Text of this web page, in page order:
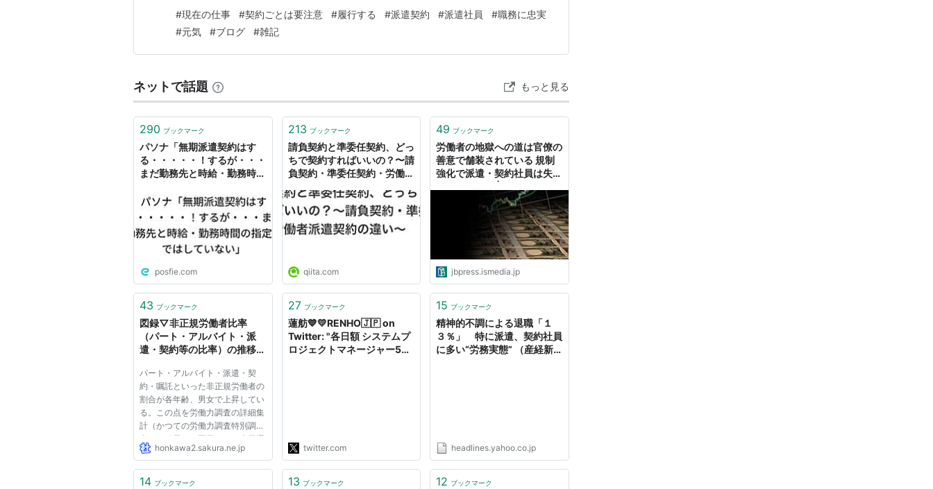
っちゃけリハビリの一環的なものでしかありませんしねぇ＞今の仕事 ・・・なんて、
私は考えています。
#現在の仕事 #契約ごとは要注意 #履行する #派遣契約 #派遣社員 #職務に忠実
#元気 #ブログ #雑記
ネットで話題 もっと見る
290 ブックマーク
パソナ「無期派遣契約はす
る・・・・・！するが・・・
まだ勤務先と時給・勤務時間
posfie.com
213 ブックマーク
請負契約と準委任契約、どっ
ちで契約すればいいの？〜請
負契約・準委任契約・労働者
qiita.com
49 ブックマーク
労働者の地獄への道は官僚の
善意で舗装されている 規制
強化で派遣・契約社員は失業
ェイビープレス)
jbpress.ismedia.jp
43 ブックマーク
図録▽非正規労働者比率
（パート・アルバイト・派
遣・契約等の比率）の推移
ータ図録 Honkawa Data
Tribune
パート・アルバイト・派遣・契
約・嘱託といった非正規労働者の
割合が各年齢、男女で上昇してい
る。この点を労働力調査の詳細集
計（かつての労働力調査特別調
査）の結果から図示した。表示選
択では単年次の5歳階級別の値を
の推移、及び男女別の非正規労働
honkawa2.sakura.ne.jp
27 ブックマーク
蓮舫💙💛RENHO🇯🇵 on
Twitter: "各日額 システムプ
ロジェクトマネージャー5人
572人…
https://t.co/u6XtdznFtB"
twitter.com
15 ブックマーク
精神的不調による退職「１
３％」 特に派遣、契約社員
に多い“労務実態” （産経新
headlines.yahoo.co.jp
14 ブックマーク 13 ブックマーク 12 ブックマーク